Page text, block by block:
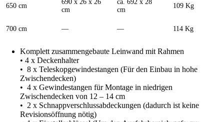
650 cm
690 x 26 x 26
cm
ca. 692 x 28
cm
109 Kg
700 cm — — 114 Kg
Komplett zusammengebaute Leinwand mit Rahmen
• 4 x Deckenhalter
• 8 x Teleskopgewindestangen (Für den Einbau in hohe
Zwischendecken)
• 4 x Gewindestangen für Montage in niedrigen
Zwischendecken von 12 – 14 cm
• 2 x Schnappverschlussabdeckungen (dadurch ist keine
Revisionsöffnung nötig)